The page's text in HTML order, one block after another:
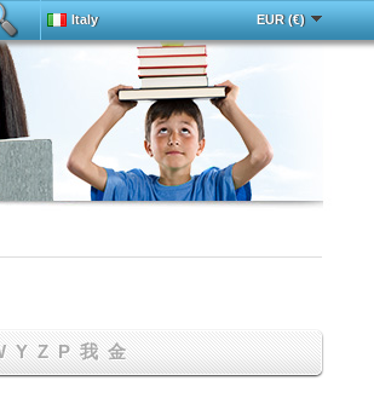
Y Z Р 我 金
Italy
Deutsch
Français
English
Magyar
Português
Русский
Türkçe
EUR (€)